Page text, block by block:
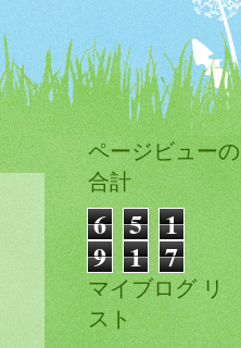
ページビューの
合計
6 5 1
9 1 7
マイブログ リ
スト